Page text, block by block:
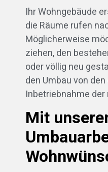
Ihr Wohngebäude
die Räume rufen
Möglicherweise
ziehen, den
oder völlig neu
den Umbau von
Inbetriebnahme
Mit